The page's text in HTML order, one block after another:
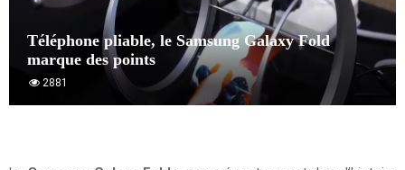
Téléphone pliable, le Samsung Galaxy Fold
marque des points
2881